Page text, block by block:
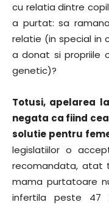
cu relatia dintre
a purtat: sa
relatie (in special in
a donat si propriile
genetic)?
Totusi, apelarea
negata ca fiind
solutie pentru
legislatiilor o
recomandata, atat
mama purtatoare
infertila peste